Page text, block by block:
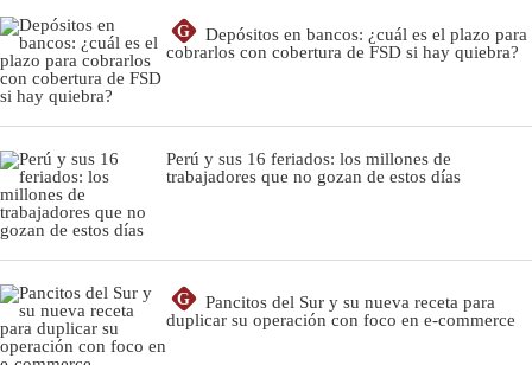
G
Depósitos en bancos: ¿cuál es el plazo para
cobrarlos con cobertura de FSD si hay quiebra?
Perú y sus 16 feriados: los millones de
trabajadores que no gozan de estos días
G
Pancitos del Sur y su nueva receta para
duplicar su operación con foco en e-commerce